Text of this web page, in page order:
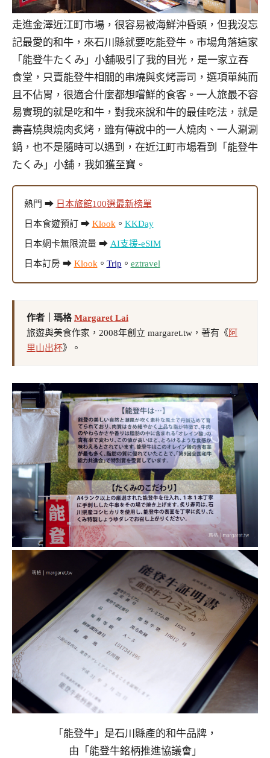
走進金澤近江町市場，很容易被海鮮沖昏頭，但我沒忘
記最愛的和牛，來石川縣就要吃能登牛。市場角落這家
「能登牛たくみ」小舖吸引了我的目光，是一家立吞
食堂，只賣能登牛相關的串燒與炙烤壽司，選項單純而
且不佔胃，很適合什麼都想嚐鮮的食客。一人旅最不容
易實現的就是吃和牛，對我來說和牛的最佳吃法，就是
壽喜燒與燒肉炙烤，雖有傳說中的一人燒肉、一人涮涮
鍋，也不是隨時可以遇到，在近江町市場看到「能登牛
たくみ」小舖，我如獲至寶。
熱門 ➡ 日本旅館100選最新榜單
日本食遊預訂 ➡ Klook。 KKDay
日本網卡無限流量 ➡ AI支援-eSIM
日本訂房 ➡ Klook。 Trip 。 eztravel
作者｜瑪格Margaret Lai
旅遊與美食作家，2008年創立 margaret.tw，著有《阿
里山出杯》。
「能登牛」是石川縣產的和牛品牌，
由「能登牛銘柄推進協議會」